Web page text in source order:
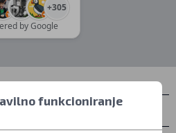
+305
by Google
funkcioniranje